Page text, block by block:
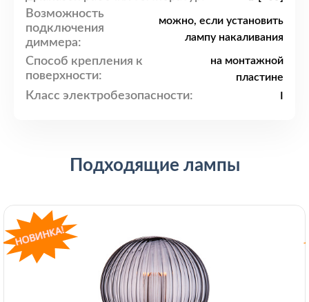
Возможность
подключения
диммера:
можно, если установить
лампу накаливания
Способ крепления к
поверхности:
на монтажной
пластине
Класс электробезопасности:
Подходящие лампы